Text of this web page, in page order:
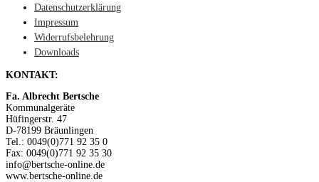
Datenschutzerklärung
Impressum
Widerrufsbelehrung
Downloads
KONTAKT:
Fa. Albrecht Bertsche
Kommunalgeräte
Hüfingerstr. 47
D-78199 Bräunlingen
Tel.: 0049(0)771 92 35 0
Fax: 0049(0)771 92 35 30
info@bertsche-online.de
www.bertsche-online.de